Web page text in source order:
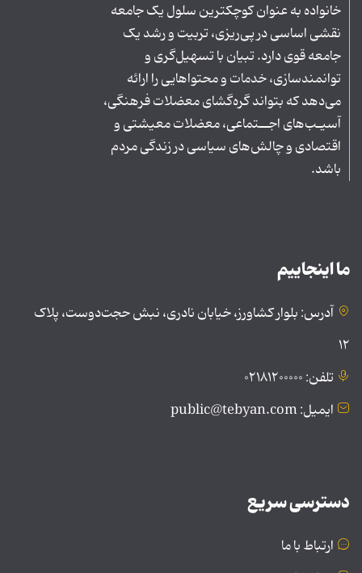
خانواده به عنوان کوچکترین سلول یک جامعه
نقشی اساسی در پی‌ریزی، تربیت و رشد یک
جامعه قوی دارد. تبیان با تسهیل‌گری و
توانمندسازی، خدمات و محتواهایی را ارائه
می‌دهد که بتواند گره‌گشای معضلات فرهنگی،
آسیـب‌های اجــتماعی، معضلات معیشتی و
اقتصادی و چالش‌های سیاسی در زندگی مردم
باشد.
ما اینجاییم
آدرس: بلوار کشاورز، خیابان نادری، نبش حجت‌دوست، پلاک
۱۲
تلفن: ۰۲۱۸۱۲۰۰۰۰۰
ایمیل: public@tebyan.com
دسترسی سریع
ارتباط با ما